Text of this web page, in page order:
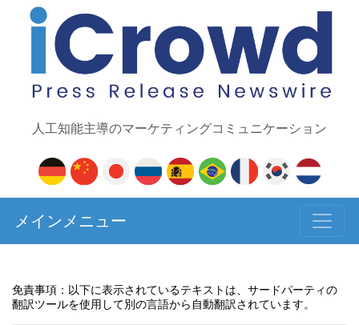
人工知能主導のマーケティングコミュニケーション
メインメニュー
免責事項：以下に表示されているテキストは、サードパーティの
翻訳ツールを使用して別の言語から自動翻訳されています。